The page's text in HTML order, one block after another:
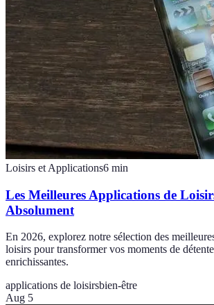
Loisirs et Applications6 min
Les Meilleures Applications de
Absolument
En 2026, explorez notre sélection des
loisirs pour transformer vos moments de
enrichissantes.
applications de loisirsbien-être
Aug 5